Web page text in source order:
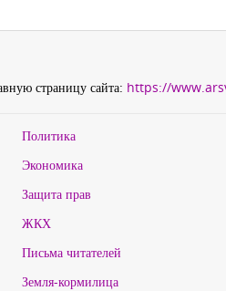
страницу сайта: https://
Политика
Экономика
Защита прав
ЖКХ
Письма читателей
Земля-кормилица